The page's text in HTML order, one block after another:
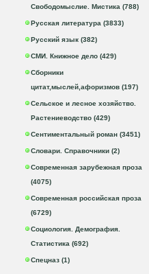
Свободомыслие. Мистика (788)
Русская литература (3833)
Русский язык (382)
СМИ. Книжное дело (429)
Сборники
цитат,мыслей,афоризмов (197)
Сельское и лесное хозяйство.
Растениеводство (429)
Сентиментальный роман (3451)
Словари. Справочники (2)
Современная зарубежная проза
(4075)
Современная российская проза
(6729)
Социология. Демография.
Статистика (692)
Спецназ (1)